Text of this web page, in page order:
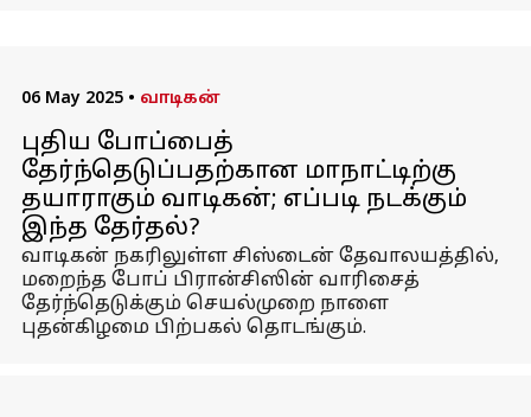
06 May 2025 • வாடிகன்
புதிய போப்பைத்
தேர்ந்தெடுப்பதற்கான மாநாட்டிற்கு
தயாராகும் வாடிகன்; எப்படி நடக்கும்
இந்த தேர்தல்?
வாடிகன் நகரிலுள்ள சிஸ்டைன் தேவாலயத்தில்,
மறைந்த போப் பிரான்சிஸின் வாரிசைத்
தேர்ந்தெடுக்கும் செயல்முறை நாளை
புதன்கிழமை பிற்பகல் தொடங்கும்.